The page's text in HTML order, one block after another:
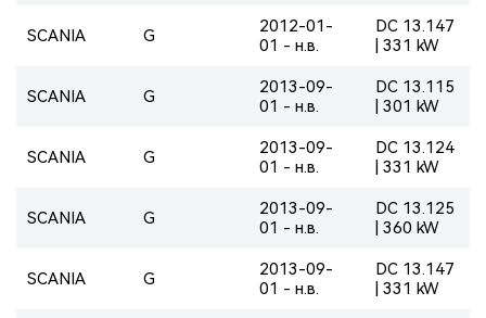
SCANIA G
2012-01-
01 - н.в.
DC 13.147
| 331 kW
SCANIA G
2013-09-
01 - н.в.
DC 13.115
| 301 kW
SCANIA G
2013-09-
01 - н.в.
DC 13.124
| 331 kW
SCANIA G
2013-09-
01 - н.в.
DC 13.125
| 360 kW
SCANIA G
2013-09-
01 - н.в.
DC 13.147
| 331 kW